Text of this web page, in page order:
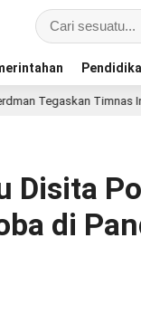
Timnas Indonesia Main
Disita
di